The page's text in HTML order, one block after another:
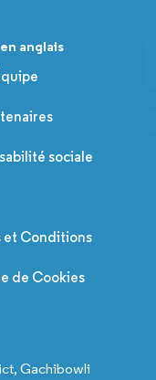
anglais
sociale
et Conditions
de Cookies
Gachibowli